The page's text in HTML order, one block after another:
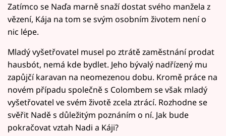
Zatímco se Naďa marně snaží dostat svého manžela z
vězení, Kája na tom se svým osobním životem není o
nic lépe.
Mladý vyšetřovatel musel po ztrátě zaměstnání prodat
hausbót, nemá kde bydlet. Jeho bývalý nadřízený mu
zapůjčí karavan na neomezenou dobu. Kromě práce na
novém případu společně s Colombem se však mladý
vyšetřovatel ve svém životě zcela ztrácí. Rozhodne se
svěřit Nadě s důležitým poznáním o ní. Jak bude
pokračovat vztah Nadi a Káji?